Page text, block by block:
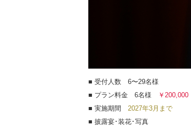
■ 受付人数 6〜29名様
■ プラン料金 6名様
￥200,000
■ 実施期間 2027年3月まで
■ 披露宴･装花･写真